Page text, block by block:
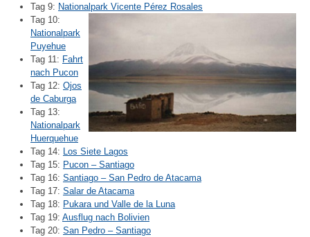
Tag 9: Nationalpark Vicente Pérez Rosales
Tag 10:
Nationalpark
Puyehue
Tag 11: Fahrt
nach Pucon
Tag 12: Ojos
de Caburga
Tag 13:
Nationalpark
Huerquehue
Tag 14:
Los Siete Lagos
Tag 15: Pucon – Santiago
Tag 16: Santiago – San Pedro de Atacama
Tag 17: Salar de Atacama
Tag 18: Pukara und Valle de la Luna
Tag 19: Ausflug nach Bolivien
Tag 20: San Pedro – Santiago